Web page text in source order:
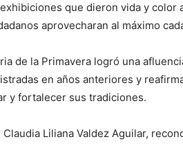
que dieron vida y color
aprovecharan al máximo
de la Primavera logró una
en años anteriores y
y fortalecer sus tradiciones.
Liliana Valdez Aguilar,